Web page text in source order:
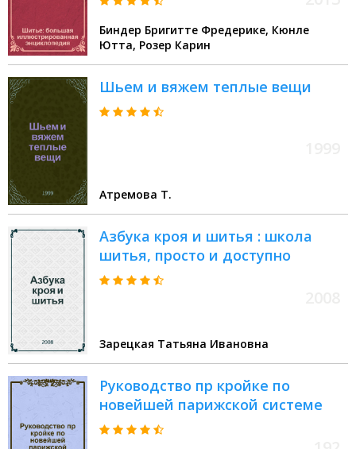
одежды, декоративная отделка
текстильных изделий : 2000
поясняющих иллюстраций
Биндер Бригитте Фредерике, Кюнле
Ютта, Розер Карин
Шьем и вяжем теплые вещи
Атремова Т.
Азбука кроя и шитья : школа
шитья, просто и доступно
Зарецкая Татьяна Ивановна
Руководство пр кройке по
новейшей парижской системе